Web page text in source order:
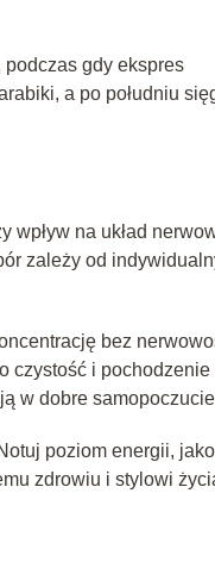
gdy ekspres
a po południu
na układ
zależy od
bez
czystość i pochodzenie
w dobre
poziom energii,
zdrowiu i stylowi